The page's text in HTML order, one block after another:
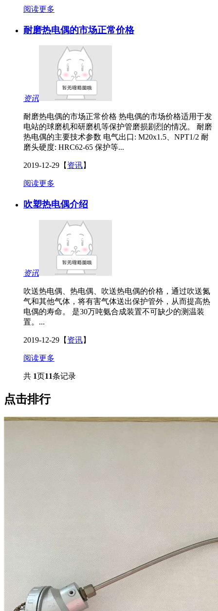
阅读更多
耐磨热电偶的市场正常价格
资讯
耐磨热电偶的市场正常价格 热电偶的市场价格适用于发
电站的球磨机和研磨机等保护管磨损剧烈的情况。 耐磨
热电偶的主要技术参数 电气出口: M20x1.5、NPT1/2 耐
磨头硬度: HRC62-65 保护等...
2019-12-29 【 资讯】
阅读更多
吹塑热电偶介绍
资讯
吹送热电偶、热电偶、吹送热电偶的价格，通过吹送氮
气和其他气体，将有害气体送出保护管外，从而提高热
电偶的寿命。 是30万吨氨合成装置不可缺少的测温装
置。...
2019-12-29 【 资讯】
阅读更多
共 1页11条记录
点击排行